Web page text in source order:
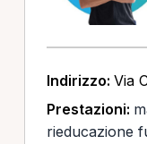
Indirizzo: Via
Prestazioni:
rieducazione